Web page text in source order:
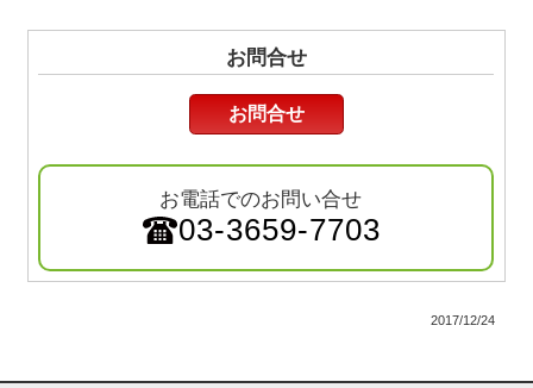
お問合せ
お問合せ
お電話でのお問い合せ
03-3659-7703
2017/12/24